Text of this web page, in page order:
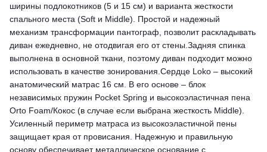
ширины подлокотников (5 и 15 см) и варианта жесткости
спального места (Soft и Middle). Простой и надежный
механизм трансформации пантограф, позволит раскладывать
диван ежедневно, не отодвигая его от стены.Задняя спинка
выполнена в основной ткани, поэтому диван подходит можно
использовать в качестве зонирования.Сердце Loko – высокий
анатомический матрас 16 см. В его основе – блок
независимых пружин Pocket Spring и высокоэластичная пена
Orto Foam/Кокос (в случае если выбрана жесткость Middle).
Усиленный периметр матраса из высокоэластичной пены
защищает края от провисания. Надежную и правильную
основу обеспечивает металлическое основание с